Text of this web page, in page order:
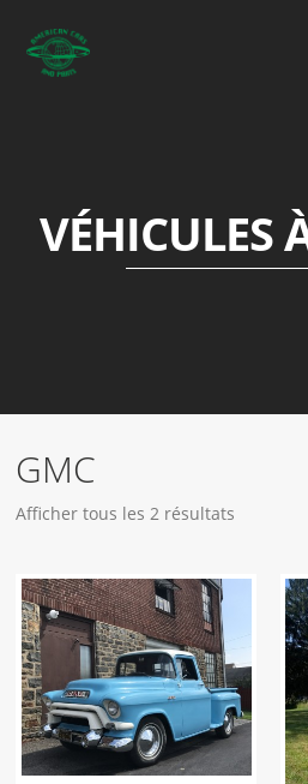
VÉHICULES
GMC
Afficher tous les 2 résultats